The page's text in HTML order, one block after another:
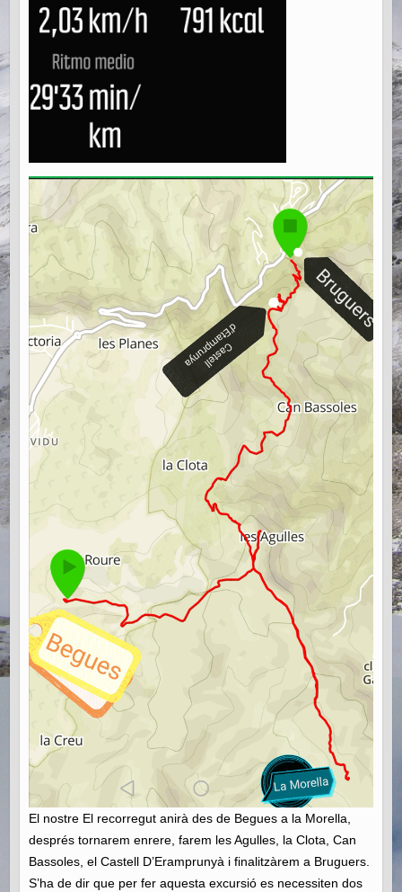
El nostre El recorregut anirà des de Begues a la Morella,
després tornarem enrere, farem les Agulles, la Clota, Can
Bassoles, el Castell D’Eramprunyà i finalitzàrem a Bruguers.
S’ha de dir que per fer aquesta excursió es necessiten dos